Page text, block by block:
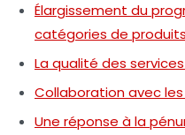
Élargissement du
catégories de produits
La qualité des
Collaboration avec
Une réponse à la